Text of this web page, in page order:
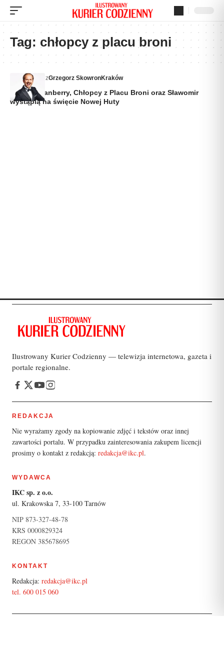
Tag: chłopcy z placu broni
Dodane przezGrzegorz SkowronKraków
Püdelsi, Lanberry, Chłopcy z Placu Broni oraz Sławomir
wystąpią na święcie Nowej Huty
Ilustrowany Kurier Codzienny — telewizja internetowa, gazeta i
portale regionalne.
REDAKCJA
Nie wyrażamy zgody na kopiowanie zdjęć i tekstów oraz innej
zawartości portalu. W przypadku zainteresowania zakupem licencji
prosimy o kontakt z redakcją: redakcja@ikc.pl.
WYDAWCA
IKC sp. z o.o.
ul. Krakowska 7, 33-100 Tarnów
NIP 873-327-48-78
KRS 0000829324
REGON 385678695
KONTAKT
Redakcja: redakcja@ikc.pl
tel. 600 015 060